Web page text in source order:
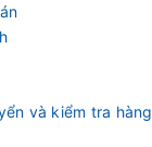
và kiểm tra hàng